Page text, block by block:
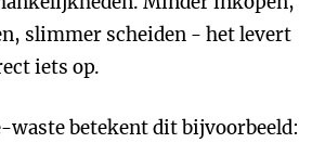
slimmer scheiden - het levert
iets op.
waste betekent dit bijvoorbeeld: